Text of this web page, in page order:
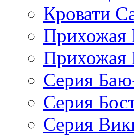
Кровати
Прихожая
Прихожая
Серия
Серия
Серия